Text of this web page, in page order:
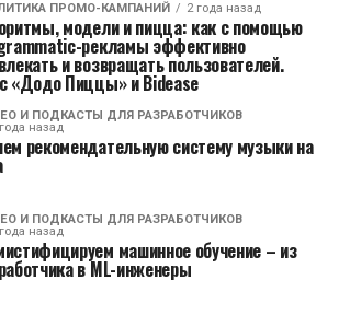
ПРОМО-КАМПАНИЙ 2 года назад
модели и пицца: как с помощью
рекламы эффективно
и возвращать пользователей.
«Додо Пиццы» и Bidease
И ПОДКАСТЫ ДЛЯ РАЗРАБОТЧИКОВ
назад
рекомендательную систему музыки на
И ПОДКАСТЫ ДЛЯ РАЗРАБОТЧИКОВ
назад
машинное обучение – из
в ML-инженеры